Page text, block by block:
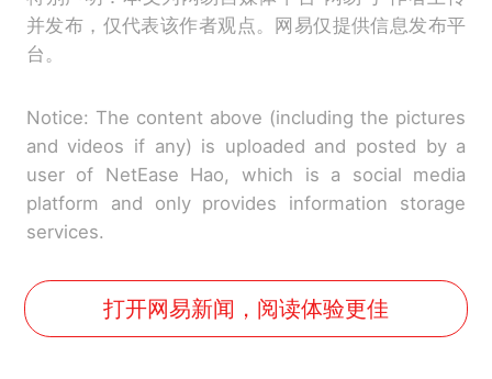
并发布，仅代表该作者观点。网易仅提供信息发布平
台。
Notice: The content above (including the pictures
and videos if any) is uploaded and posted by a
user of NetEase Hao, which is a social media
platform and only provides information storage
services.
打开网易新闻，阅读体验更佳